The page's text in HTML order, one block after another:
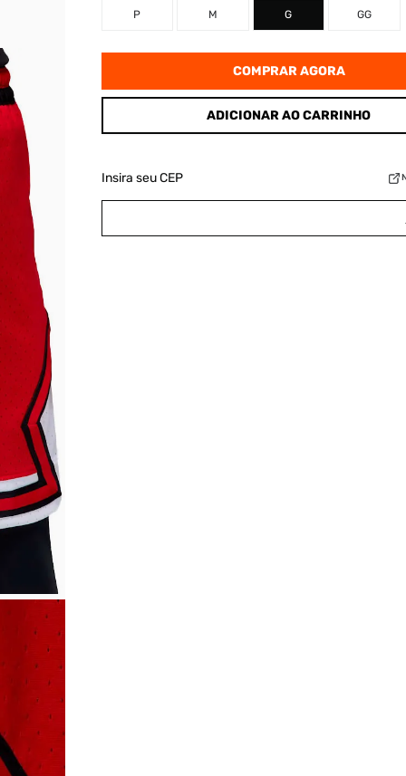
P M G GG
COMPRAR AGORA
ADICIONAR AO CARRINHO
Insira seu CEP